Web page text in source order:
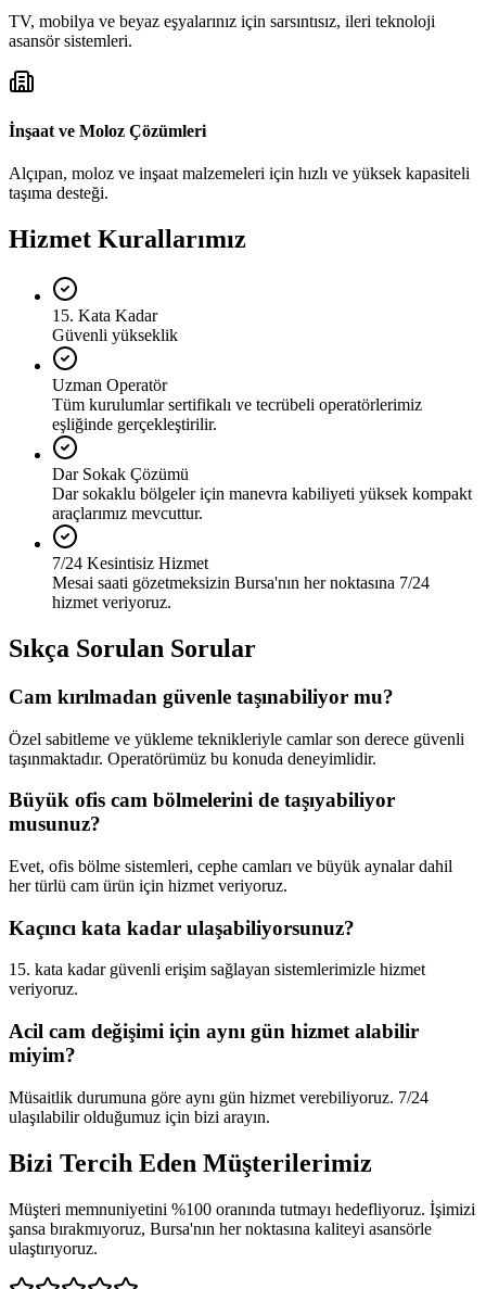
TV, mobilya ve beyaz eşyalarınız için sarsıntısız, ileri teknoloji
asansör sistemleri.
İnşaat ve Moloz Çözümleri
Alçıpan, moloz ve inşaat malzemeleri için hızlı ve yüksek kapasiteli
taşıma desteği.
Hizmet Kurallarımız
15. Kata Kadar
Güvenli yükseklik
Uzman Operatör
Tüm kurulumlar sertifikalı ve tecrübeli operatörlerimiz
eşliğinde gerçekleştirilir.
Dar Sokak Çözümü
Dar sokaklu bölgeler için manevra kabiliyeti yüksek kompakt
araçlarımız mevcuttur.
7/24 Kesintisiz Hizmet
Mesai saati gözetmeksizin Bursa'nın her noktasına 7/24
hizmet veriyoruz.
Sıkça Sorulan Sorular
Cam kırılmadan güvenle taşınabiliyor mu?
Özel sabitleme ve yükleme teknikleriyle camlar son derece güvenli
taşınmaktadır. Operatörümüz bu konuda deneyimlidir.
Büyük ofis cam bölmelerini de taşıyabiliyor
musunuz?
Evet, ofis bölme sistemleri, cephe camları ve büyük aynalar dahil
her türlü cam ürün için hizmet veriyoruz.
Kaçıncı kata kadar ulaşabiliyorsunuz?
15. kata kadar güvenli erişim sağlayan sistemlerimizle hizmet
veriyoruz.
Acil cam değişimi için aynı gün hizmet alabilir
miyim?
Müsaitlik durumuna göre aynı gün hizmet verebiliyoruz. 7/24
ulaşılabilir olduğumuz için bizi arayın.
Bizi Tercih Eden Müşterilerimiz
Müşteri memnuniyetini %100 oranında tutmayı hedefliyoruz. İşimizi
şansa bırakmıyoruz, Bursa'nın her noktasına kaliteyi asansörle
ulaştırıyoruz.